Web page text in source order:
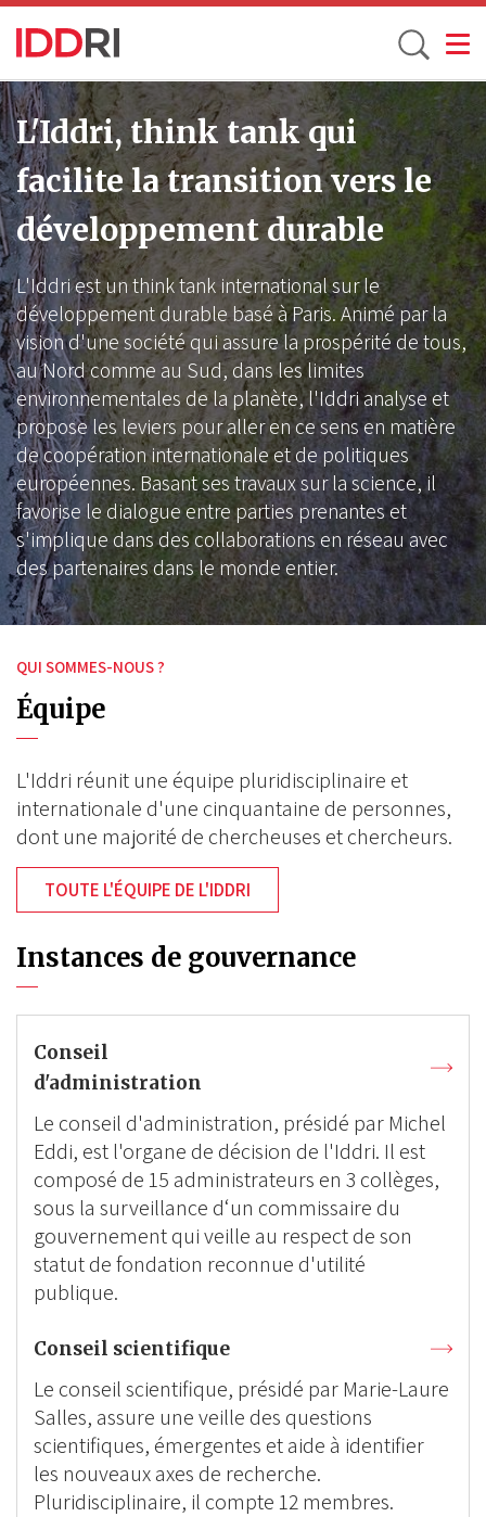
Aller
au
contenu
principal
Toggle
L'Iddri, think tank qui
facilite la transition vers le
développement durable
L'Iddri est un think tank international sur le
développement durable basé à Paris. Animé par la
vision d'une société qui assure la prospérité de tous,
au Nord comme au Sud, dans les limites
environnementales de la planète, l'Iddri analyse et
propose les leviers pour aller en ce sens en matière
de coopération internationale et de politiques
européennes. Basant ses travaux sur la science, il
favorise le dialogue entre parties prenantes et
s'implique dans des collaborations en réseau avec
des partenaires dans le monde entier.
QUI SOMMES-NOUS ?
Équipe
L'Iddri réunit une équipe pluridisciplinaire et
internationale d'une cinquantaine de personnes,
dont une majorité de chercheuses et chercheurs.
TOUTE L'ÉQUIPE DE L'IDDRI
Instances de gouvernance
Conseil
d'administration
Le conseil d'administration, présidé par Michel
Eddi, est l'organe de décision de l'Iddri. Il est
composé de 15 administrateurs en 3 collèges,
sous la surveillance d‘un commissaire du
gouvernement qui veille au respect de son
statut de fondation reconnue d'utilité
publique.
Conseil scientifique
Le conseil scientifique, présidé par Marie-Laure
Salles, assure une veille des questions
scientifiques, émergentes et aide à identifier
les nouveaux axes de recherche.
Pluridisciplinaire, il compte 12 membres.